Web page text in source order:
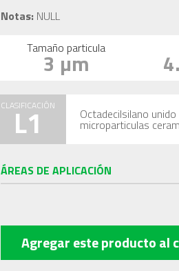
Notas:NULL
Tamaño particula
3 µm
CLASIFICACIÓN
L1 Octadecilsilano
microparticulas
ÁREAS DE APLICACIÓN
Agregar este productoal